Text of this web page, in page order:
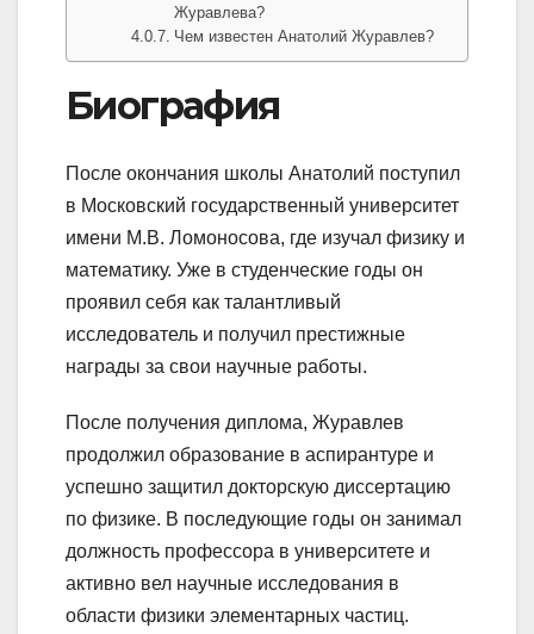
Журавлева?
Чем известен Анатолий Журавлев?
Биография
После окончания школы Анатолий поступил
в Московский государственный университет
имени М.В. Ломоносова, где изучал физику и
математику. Уже в студенческие годы он
проявил себя как талантливый
исследователь и получил престижные
награды за свои научные работы.
После получения диплома, Журавлев
продолжил образование в аспирантуре и
успешно защитил докторскую диссертацию
по физике. В последующие годы он занимал
должность профессора в университете и
активно вел научные исследования в
области физики элементарных частиц.